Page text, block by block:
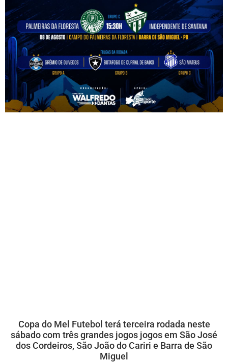
Copa do Mel Futebol terá terceira rodada neste
sábado com três grandes jogos jogos em São José
dos Cordeiros, São João do Cariri e Barra de São
Miguel